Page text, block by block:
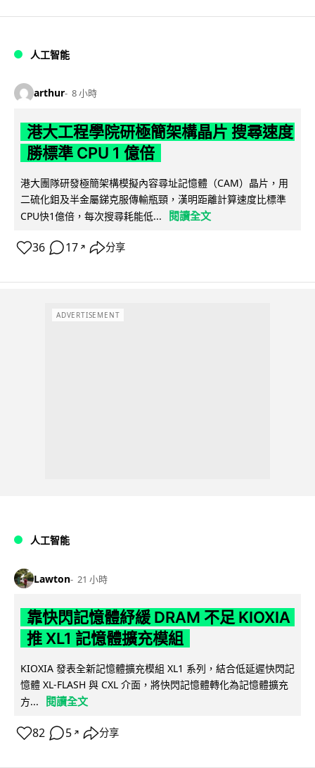
人工智能
arthur 8 小時
港大工程學院研極簡架構晶片 搜尋速度
勝標準 CPU 1 億倍
港大團隊研發極簡架構模擬內容尋址記憶體（CAM）晶片，用
二硫化鉬及半金屬銻克服傳輸瓶頸，漢明距離計算速度比標準
CPU快1億倍，每次搜尋耗能低...
閱讀全文
36 17 ↗ 分享
ADVERTISEMENT
人工智能
Lawton 21 小時
靠快閃記憶體紓緩 DRAM 不足 KIOXIA
推 XL1 記憶體擴充模組
KIOXIA 發表全新記憶體擴充模組 XL1 系列，結合低延遲快閃記
憶體 XL-FLASH 與 CXL 介面，將快閃記憶體轉化為記憶體擴充
方...
閱讀全文
82 5 ↗ 分享